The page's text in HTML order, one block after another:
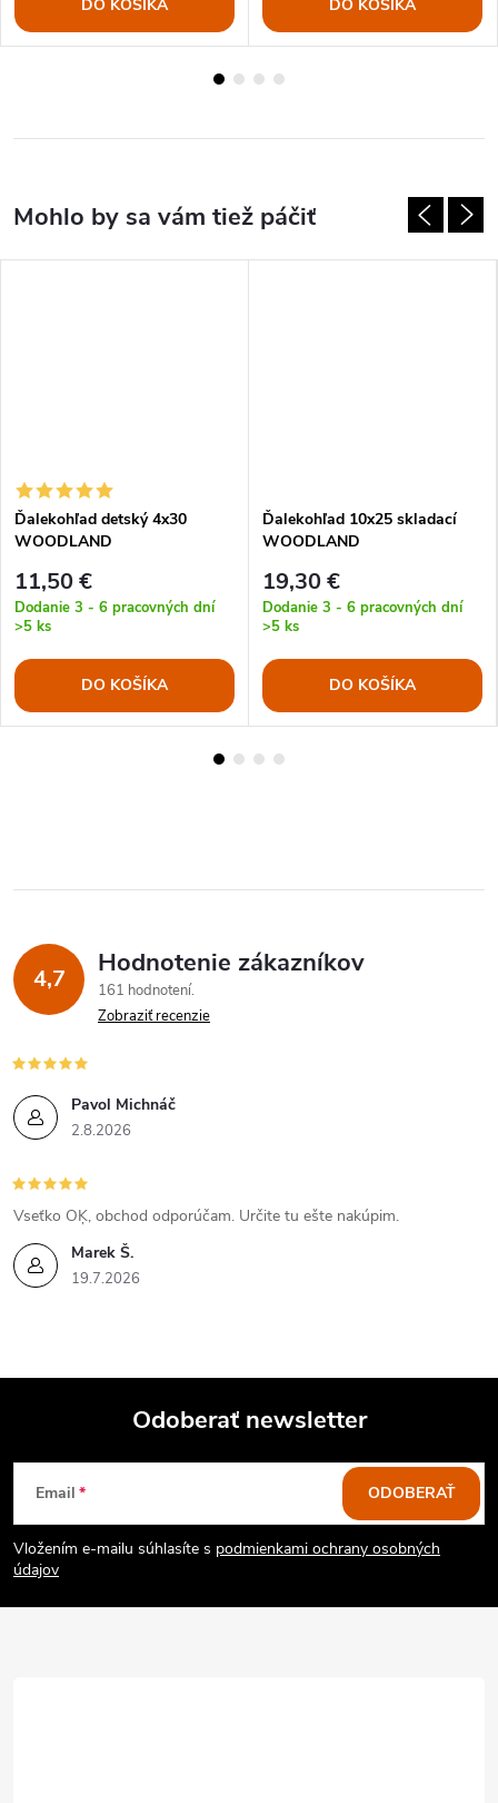
DO KOŠÍKA DO KOŠÍKA
Ďalekohľad detský 4x30
WOODLAND
11,50 €
Dodanie 3 - 6 pracovných dní
>5 ks
DO KOŠÍKA
Ďalekohľad 10x25 skladací
WOODLAND
19,30 €
Dodanie 3 - 6 pracovných dní
>5 ks
DO KOŠÍKA
4,7 Hodnotenie zákazníkov
161 hodnotení
Zobraziť recenzie
Pavol Michnáč
2.8.2026
Marek Š.
19.7.2026
Vseťko OĶ, obchod odporúčam. Určite tu ešte nakúpim.
Z
á
p
Odoberať newsletter
Email
Vložením e-mailu súhlasíte s podmienkami ochrany osobných
údajov
ODOBERAŤ